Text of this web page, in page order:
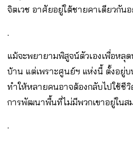
จิตเวช อาศัยอยู่ใต้ชายคาเดียวกัน
.
แม้จะพยายามพิสูจน์ตัวเองเพื่อหลุ
บ้าน แต่เพราะศูนย์ฯ แห่งนี้ ตั้งอยู่
ทำให้หลายคนอาจต้องกลับไปใช้ชีวิ
การพัฒนาพื้นที่ไม่มีพวกเขาอยู่ในส
.